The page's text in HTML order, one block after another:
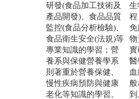
研發(食品加工技術及
產品開發)、食品品質
監控(食品分析檢驗)、
食品衛生安全(法規)等
專業知識的學習；營
養系與保健營養學系
則著重於營養保健、
慢性疾病預防與健康
老化等知識的學習。
生
程
物
實
醫
般
到